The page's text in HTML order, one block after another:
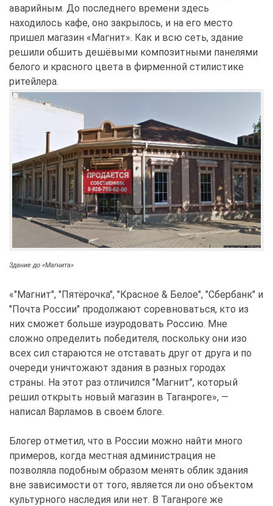
аварийным. До последнего времени здесь
находилось кафе, оно закрылось, и на его место
пришел магазин «Магнит». Как и всю сеть, здание
решили обшить дешёвыми композитными панелями
белого и красного цвета в фирменной стилистике
ритейлера.
Здание до «Магнита»
«"Магнит", "Пятёрочка", "Красное & Белое", "Сбербанк" и
"Почта России" продолжают соревноваться, кто из
них сможет больше изуродовать Россию. Мне
сложно определить победителя, поскольку они изо
всех сил стараются не отставать друг от друга и по
очереди уничтожают здания в разных городах
страны. На этот раз отличился "Магнит", который
решил открыть новый магазин в Таганроге», —
написал Варламов в своем блоге.
Блогер отметил, что в России можно найти много
примеров, когда местная администрация не
позволяла подобным образом менять облик здания
вне зависимости от того, является ли оно объектом
культурного наследия или нет. В Таганроге же